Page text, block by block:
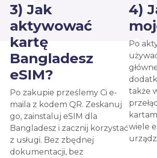
3) Jak
aktywować
kartę
Bangladesz
eSIM?
Po zakupie prześlemy Ci e-
maila z kodem QR. Zeskanuj
go, zainstaluj eSIM dla
Bangladesz i zacznij korzystać
z usługi. Bez zbędnej
dokumentacji, bez
4)
Po
także
wiele